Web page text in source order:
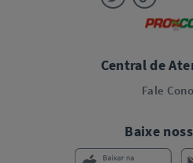
Central de
Fale
Baixe